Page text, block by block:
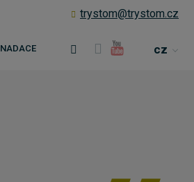
trystom@trystom.cz
NADACE cz